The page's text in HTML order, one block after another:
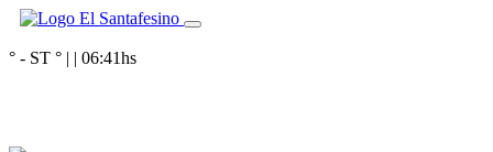
° - ST ° | | 06:41hs